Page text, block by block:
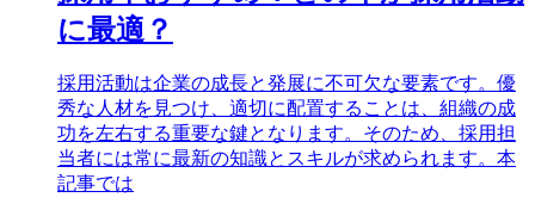
に最適？
採用活動は企業の成長と発展に不可欠な要素です。優
秀な人材を見つけ、適切に配置することは、組織の成
功を左右する重要な鍵となります。そのため、採用担
当者には常に最新の知識とスキルが求められます。本
記事では